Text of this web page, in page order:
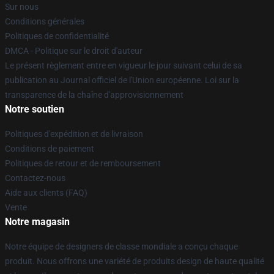
Sur nous
Conditions générales
Politiques de confidentialité
DMCA - Politique sur le droit d'auteur
Le présent règlement entre en vigueur le jour suivant celui de sa
publication au Journal officiel de l'Union européenne. Loi sur la
transparence de la chaîne d'approvisionnement
Notre soutien
Politiques d'expédition et de livraison
Conditions de paiement
Politiques de retour et de remboursement
Contactez-nous
Aide aux clients (FAQ)
Vente
Notre magasin
Notre équipe de designers de classe mondiale a conçu chaque
produit. Nous offrons une variété de produits design de haute qualité